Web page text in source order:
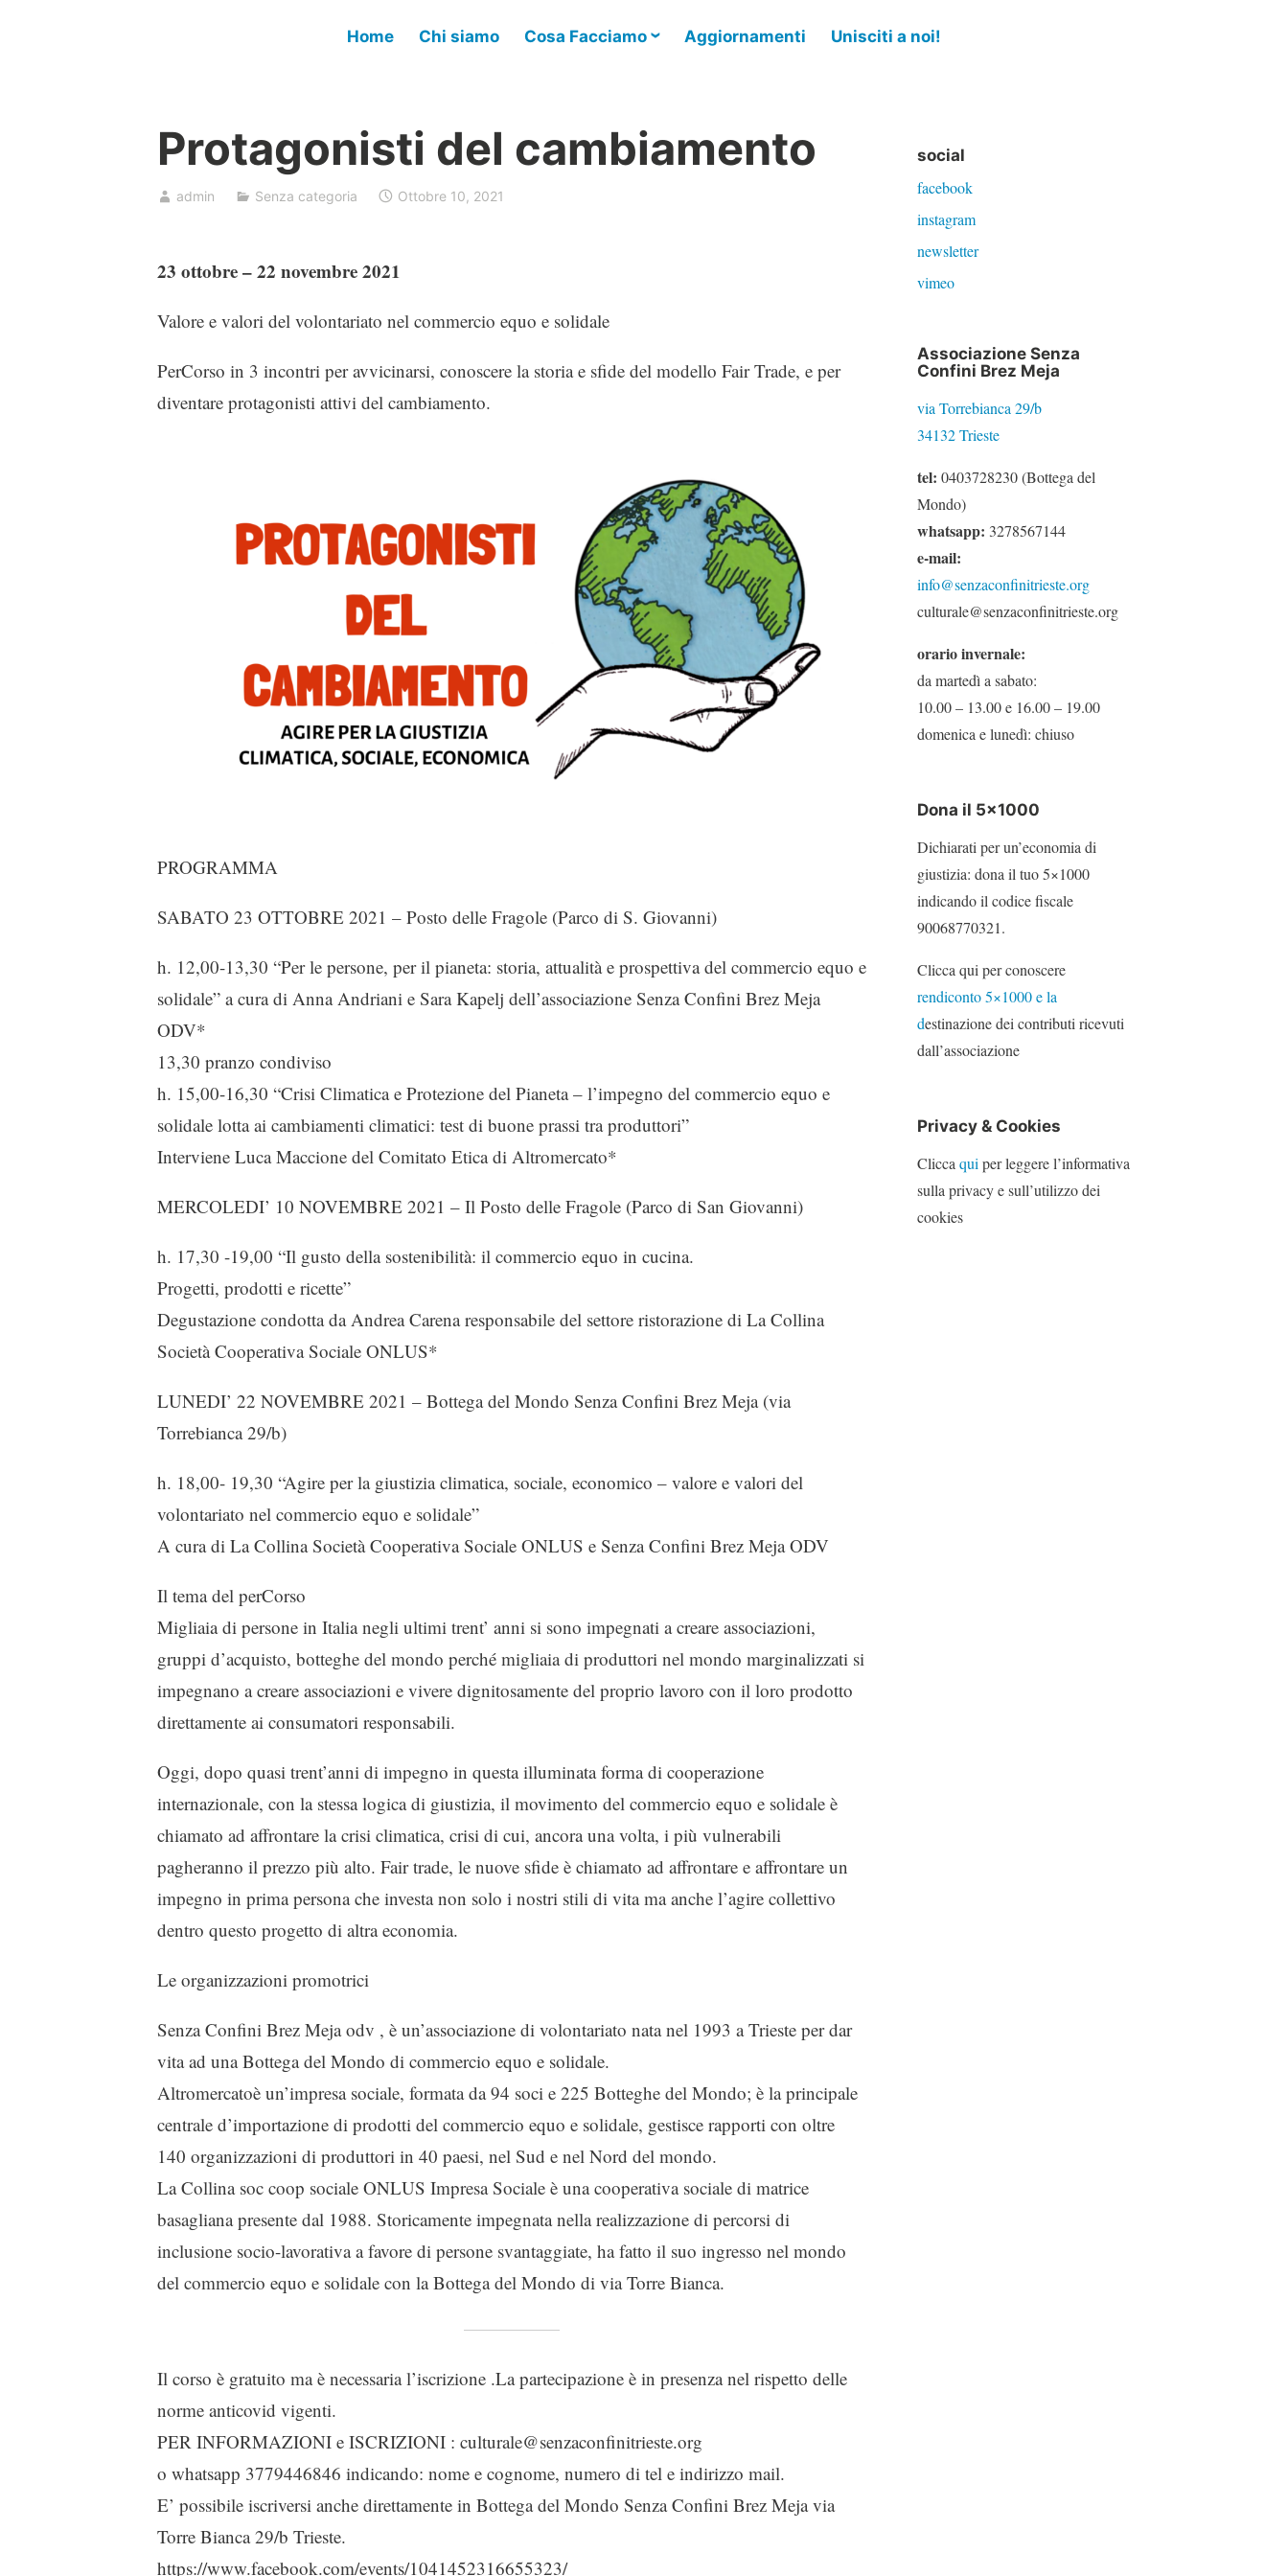
Home Chi siamo Cosa Facciamo Aggiornamenti Unisciti a noi!
Protagonisti del cambiamento
admin Senza categoria Ottobre 10, 2021
23 ottobre – 22 novembre 2021
Valore e valori del volontariato nel commercio equo e solidale
PerCorso in 3 incontri per avvicinarsi, conoscere la storia e sfide del modello Fair Trade, e per
diventare protagonisti attivi del cambiamento.
PROGRAMMA
SABATO 23 OTTOBRE 2021 – Posto delle Fragole (Parco di S. Giovanni)
h. 12,00-13,30 “Per le persone, per il pianeta: storia, attualità e prospettiva del commercio equo e
solidale” a cura di Anna Andriani e Sara Kapelj dell’associazione Senza Confini Brez Meja
ODV*
13,30 pranzo condiviso
h. 15,00-16,30 “Crisi Climatica e Protezione del Pianeta – l’impegno del commercio equo e
solidale lotta ai cambiamenti climatici: test di buone prassi tra produttori”
Interviene Luca Maccione del Comitato Etica di Altromercato*
MERCOLEDI’ 10 NOVEMBRE 2021 – Il Posto delle Fragole (Parco di San Giovanni)
h. 17,30 -19,00 “Il gusto della sostenibilità: il commercio equo in cucina.
Progetti, prodotti e ricette”
Degustazione condotta da Andrea Carena responsabile del settore ristorazione di La Collina
Società Cooperativa Sociale ONLUS*
LUNEDI’ 22 NOVEMBRE 2021 – Bottega del Mondo Senza Confini Brez Meja (via
Torrebianca 29/b)
h. 18,00- 19,30 “Agire per la giustizia climatica, sociale, economico – valore e valori del
volontariato nel commercio equo e solidale”
A cura di La Collina Società Cooperativa Sociale ONLUS e Senza Confini Brez Meja ODV
Il tema del perCorso
Migliaia di persone in Italia negli ultimi trent’ anni si sono impegnati a creare associazioni,
gruppi d’acquisto, botteghe del mondo perché migliaia di produttori nel mondo marginalizzati si
impegnano a creare associazioni e vivere dignitosamente del proprio lavoro con il loro prodotto
direttamente ai consumatori responsabili.
Oggi, dopo quasi trent’anni di impegno in questa illuminata forma di cooperazione
internazionale, con la stessa logica di giustizia, il movimento del commercio equo e solidale è
chiamato ad affrontare la crisi climatica, crisi di cui, ancora una volta, i più vulnerabili
pagheranno il prezzo più alto. Fair trade, le nuove sfide è chiamato ad affrontare e affrontare un
impegno in prima persona che investa non solo i nostri stili di vita ma anche l’agire collettivo
dentro questo progetto di altra economia.
Le organizzazioni promotrici
Senza Confini Brez Meja odv , è un’associazione di volontariato nata nel 1993 a Trieste per dar
vita ad una Bottega del Mondo di commercio equo e solidale.
Altromercatoè un’impresa sociale, formata da 94 soci e 225 Botteghe del Mondo; è la principale
centrale d’importazione di prodotti del commercio equo e solidale, gestisce rapporti con oltre
140 organizzazioni di produttori in 40 paesi, nel Sud e nel Nord del mondo.
La Collina soc coop sociale ONLUS Impresa Sociale è una cooperativa sociale di matrice
basagliana presente dal 1988. Storicamente impegnata nella realizzazione di percorsi di
inclusione socio-lavorativa a favore di persone svantaggiate, ha fatto il suo ingresso nel mondo
del commercio equo e solidale con la Bottega del Mondo di via Torre Bianca.
Il corso è gratuito ma è necessaria l’iscrizione .La partecipazione è in presenza nel rispetto delle
norme anticovid vigenti.
PER INFORMAZIONI e ISCRIZIONI : culturale@senzaconfinitrieste.org
o whatsapp 3779446846 indicando: nome e cognome, numero di tel e indirizzo mail.
E’ possibile iscriversi anche direttamente in Bottega del Mondo Senza Confini Brez Meja via
Torre Bianca 29/b Trieste.
https://www.facebook.com/events/1041452316655323/
social
facebook
instagram
newsletter
vimeo
Associazione Senza
Confini Brez Meja
via Torrebianca 29/b
34132 Trieste
tel: 0403728230 (Bottega del
Mondo)
whatsapp: 3278567144
e-mail:
info@senzaconfinitrieste.org
culturale@senzaconfinitrieste.org
orario invernale:
da martedì a sabato:
10.00 – 13.00 e 16.00 – 19.00
domenica e lunedì: chiuso
Dona il 5×1000
Dichiarati per un’economia di
giustizia: dona il tuo 5×1000
indicando il codice fiscale
90068770321.
Clicca qui per conoscere
rendiconto 5×1000 e la
destinazione dei contributi ricevuti
dall’associazione
Privacy & Cookies
Clicca qui per leggere l’informativa
sulla privacy e sull’utilizzo dei
cookies